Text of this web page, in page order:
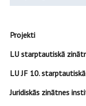
Projekti
LU starptautiskā
LU JF 10.
Juridiskās zinātnes